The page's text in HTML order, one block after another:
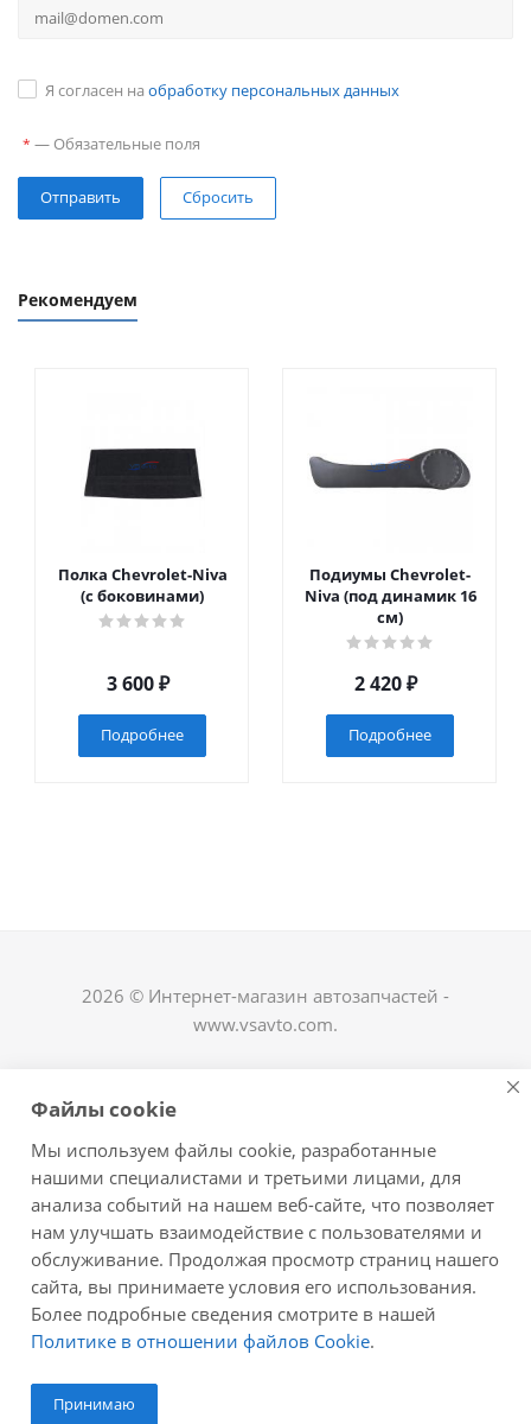
Я согласен на обработку персональных данных
* — Обязательные поля
Сбросить
Рекомендуем
Полка Chevrolet-Niva
(с боковинами)
3 600₽
Подробнее
Подиумы Chevrolet-
Niva (под динамик 16
см)
2 420₽
Подробнее
2026 © Интернет-магазин автозапчастей -
www.vsavto.com.
+7 (8482) 622-122 avtovs@yandex.ru
г. Тольятти, ул. Офицерская 14, ГСК "Пламя", 4
этаж, офис 476
Оставайтесь на связи
Файлы cookie
Мы используем файлы cookie, разработанные
нашими специалистами и третьими лицами, для
анализа событий на нашем веб-сайте, что позволяет
нам улучшать взаимодействие с пользователями и
обслуживание. Продолжая просмотр страниц нашего
сайта, вы принимаете условия его использования.
Более подробные сведения смотрите в нашей
Политике в отношении файлов Cookie.
Принимаю